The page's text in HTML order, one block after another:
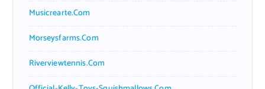
Musicrearte.com
Morseysfarms.com
Riverviewtennis.com